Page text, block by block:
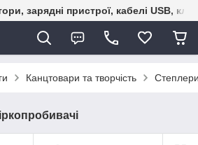
зарядні пристрої, кабелі USB,
Канцтовари та творчість